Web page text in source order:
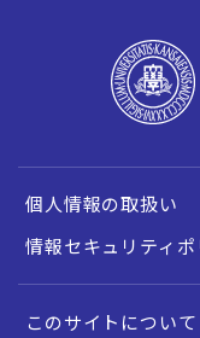
個人情報の取扱い
情報セキュリティポ
このサイトについて